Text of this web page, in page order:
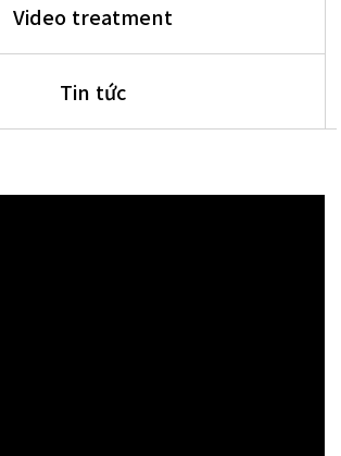
Video treatment
Tin tức